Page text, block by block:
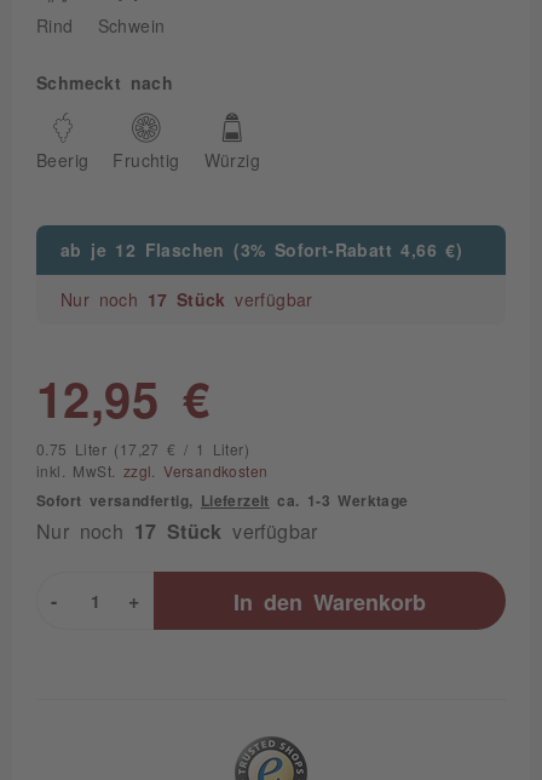
Rind Schwein
Schmeckt nach
Beerig Fruchtig Würzig
ab je 12 Flaschen (3% Sofort-Rabatt 4,66 €)
Nur noch 17 Stück verfügbar
12,95 €
0.75 Liter (17,27 € / 1 Liter)
inkl. MwSt. zzgl. Versandkosten
Sofort versandfertig, Lieferzeit ca. 1-3 Werktage
Nur noch 17 Stück verfügbar
+
- In den Warenkorb